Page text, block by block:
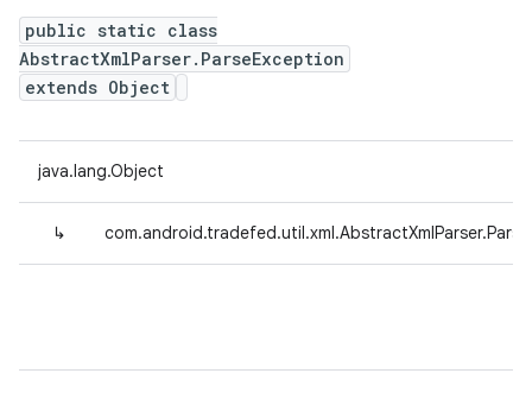
public static class
AbstractXmlParser.ParseException
extends Object
java.lang.Object
↳